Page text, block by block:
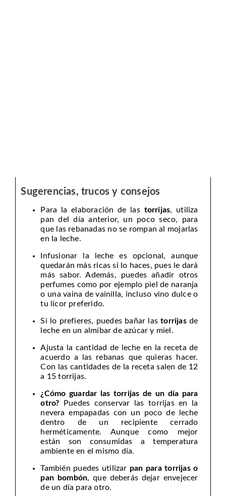
Sugerencias, trucos y consejos
Para la elaboración de las torrijas, utiliza
pan del día anterior, un poco seco, para
que las rebanadas no se rompan al mojarlas
en la leche.
Infusionar la leche es opcional, aunque
quedarán más ricas si lo haces, pues le dará
más sabor. Además, puedes añadir otros
perfumes como por ejemplo piel de naranja
o una vaina de vainilla, incluso vino dulce o
tu licor preferido.
Si lo prefieres, puedes bañar lastorrijasde
leche en un almíbar de azúcar y miel.
Ajusta la cantidad de leche en la receta de
acuerdo a las rebanas que quieras hacer.
Con las cantidades de la receta salen de 12
a 15 torrijas.
¿Cómo guardar las torrijas de un día para
otro?
Puedes conservar las torrijas en la
nevera empapadas con un poco de leche
dentro de un recipiente cerrado
herméticamente. Aunque como mejor
están son consumidas a temperatura
ambiente en el mismo día.
También puedes utilizar pan para torrijas o
pan bombón, que deberás dejar envejecer
de un día para otro.